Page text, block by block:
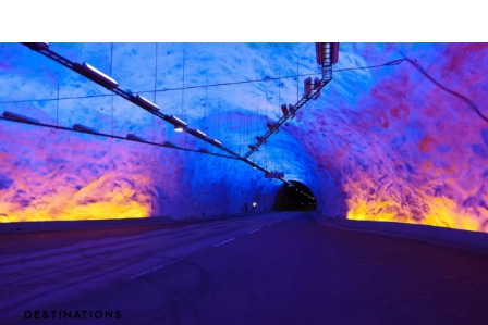
DESTINATIONS